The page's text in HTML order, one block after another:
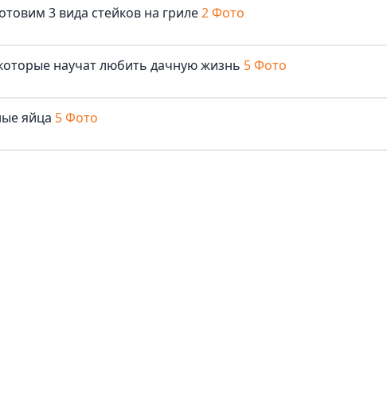
3 вида стейков на гриле2 Фото
научат любить дачную жизнь 5 Фото
яйца 5 Фото